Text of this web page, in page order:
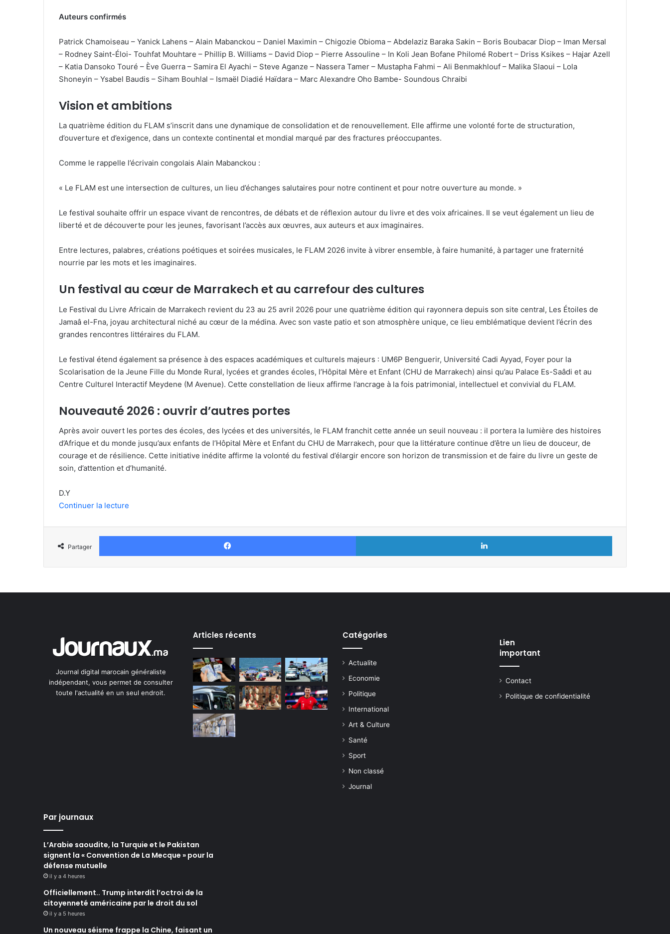
Auteurs confirmés
Patrick Chamoiseau – Yanick Lahens – Alain Mabanckou – Daniel Maximin – Chigozie Obioma – Abdelaziz Baraka Sakin – Boris Boubacar Diop – Iman Mersal
– Rodney Saint-Éloi- Touhfat Mouhtare – Phillip B. Williams – David Diop – Pierre Assouline – In Koli Jean Bofane Philomé Robert – Driss Ksikes – Hajar Azell
– Katia Dansoko Touré – Ève Guerra – Samira El Ayachi – Steve Aganze – Nassera Tamer – Mustapha Fahmi – Ali Benmakhlouf – Malika Slaoui – Lola
Shoneyin – Ysabel Baudis – Siham Bouhlal – Ismaël Diadié Haïdara – Marc Alexandre Oho Bambe- Soundous Chraibi
Vision et ambitions
La quatrième édition du FLAM s’inscrit dans une dynamique de consolidation et de renouvellement. Elle affirme une volonté forte de structuration,
d’ouverture et d’exigence, dans un contexte continental et mondial marqué par des fractures préoccupantes.
Comme le rappelle l’écrivain congolais Alain Mabanckou :
« Le FLAM est une intersection de cultures, un lieu d’échanges salutaires pour notre continent et pour notre ouverture au monde. »
Le festival souhaite offrir un espace vivant de rencontres, de débats et de réflexion autour du livre et des voix africaines. Il se veut également un lieu de
liberté et de découverte pour les jeunes, favorisant l’accès aux œuvres, aux auteurs et aux imaginaires.
Entre lectures, palabres, créations poétiques et soirées musicales, le FLAM 2026 invite à vibrer ensemble, à faire humanité, à partager une fraternité
nourrie par les mots et les imaginaires.
Un festival au cœur de Marrakech et au carrefour des cultures
Le Festival du Livre Africain de Marrakech revient du 23 au 25 avril 2026 pour une quatrième édition qui rayonnera depuis son site central, Les Étoiles de
Jamaâ el-Fna, joyau architectural niché au cœur de la médina. Avec son vaste patio et son atmosphère unique, ce lieu emblématique devient l’écrin des
grandes rencontres littéraires du FLAM.
Le festival étend également sa présence à des espaces académiques et culturels majeurs : UM6P Benguerir, Université Cadi Ayyad, Foyer pour la
Scolarisation de la Jeune Fille du Monde Rural, lycées et grandes écoles, l’Hôpital Mère et Enfant (CHU de Marrakech) ainsi qu’au Palace Es-Saâdi et au
Centre Culturel Interactif Meydene (M Avenue). Cette constellation de lieux affirme l’ancrage à la fois patrimonial, intellectuel et convivial du FLAM.
Nouveauté 2026 : ouvrir d’autres portes
Après avoir ouvert les portes des écoles, des lycées et des universités, le FLAM franchit cette année un seuil nouveau : il portera la lumière des histoires
d’Afrique et du monde jusqu’aux enfants de l’Hôpital Mère et Enfant du CHU de Marrakech, pour que la littérature continue d’être un lieu de douceur, de
courage et de résilience. Cette initiative inédite affirme la volonté du festival d’élargir encore son horizon de transmission et de faire du livre un geste de
soin, d’attention et d’humanité.
D.Y
Continuer la lecture
Partager
Facebook Linkedin
Journal digital marocain généraliste
indépendant, vous permet de consulter
toute l'actualité en un seul endroit.
Articles récents Catégories
Actualite
Economie
Politique
International
Art & Culture
Santé
Sport
Non classé
Journal
Lien
important
Contact
Politique de confidentialité
Par journaux
L’Arabie saoudite, la Turquie et le Pakistan
signent la « Convention de La Mecque » pour la
défense mutuelle
il y a 4 heures
Officiellement.. Trump interdit l’octroi de la
citoyenneté américaine par le droit du sol
il y a 5 heures
Un nouveau séisme frappe la Chine, faisant un